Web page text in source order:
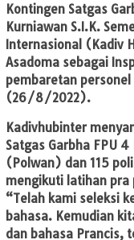
Kontingen Satgas
Kurniawan S.I.K.
Internasional (Kadiv
Asadoma sebagai
pembaretan personel
(26/8/2022).
Kadivhubinter
Satgas Garbha FPU
(Polwan) dan 115
mengikuti latihan pra
“Telah kami seleksi
bahasa. Kemudian
dan bahasa Prancis,